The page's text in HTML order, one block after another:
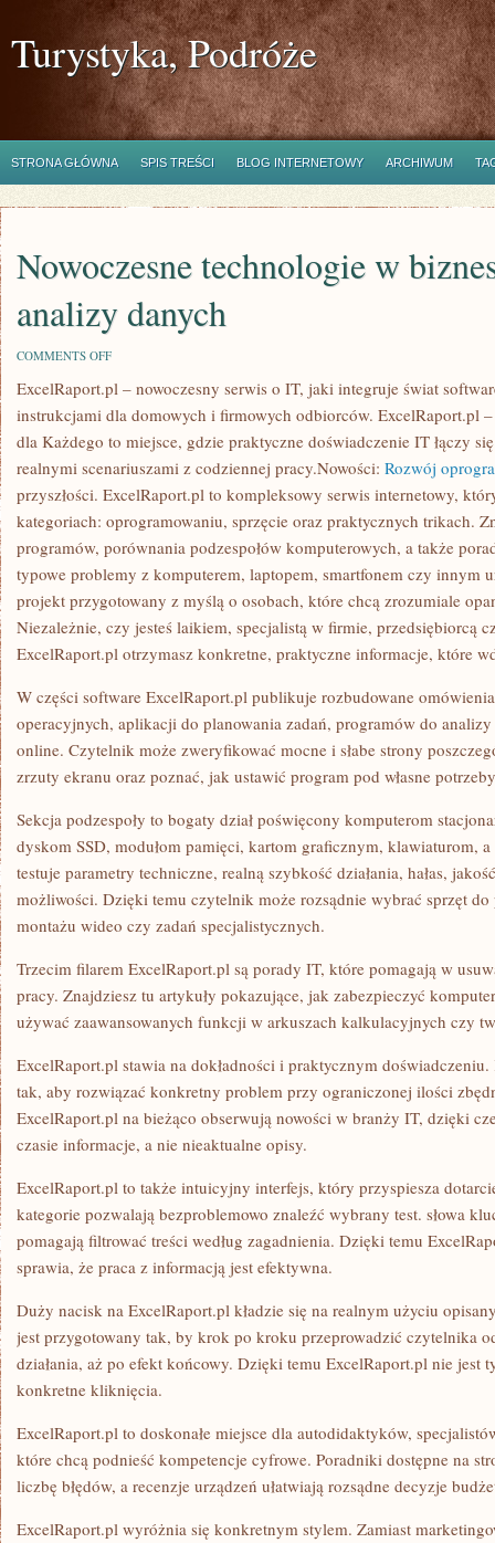
Turystyka, Podróże
STRONA GŁÓWNA SPIS TREŚCI BLOG INTERNETOWY ARCHIWUM
Nowoczesne technologie w
analizy danych
COMMENTS OFFON
TECHNOLOGIE
BIZNESIE
I
DATA
I
ANALIZY
DANYCH
ExcelRaport.pl – nowoczesny serwis o IT, jaki integruje świat
instrukcjami dla domowych i firmowych odbiorców. ExcelRaport.pl
dla Każdego to miejsce, gdzie praktyczne doświadczenie IT łączy
realnymi scenariuszami z codziennej pracy.Nowości: Rozwój
przyszłości. ExcelRaport.pl to kompleksowy serwis internetowy,
kategoriach: oprogramowaniu, sprzęcie oraz praktycznych trikach.
programów, porównania podzespołów komputerowych, a także
typowe problemy z komputerem, laptopem, smartfonem czy innym
projekt przygotowany z myślą o osobach, które chcą zrozumiale
Niezależnie, czy jesteś laikiem, specjalistą w firmie, przedsiębiorcą
ExcelRaport.pl otrzymasz konkretne, praktyczne informacje, które
W części software ExcelRaport.pl publikuje rozbudowane
operacyjnych, aplikacji do planowania zadań, programów do
online. Czytelnik może zweryfikować mocne i słabe strony
zrzuty ekranu oraz poznać, jak ustawić program pod własne
Sekcja podzespoły to bogaty dział poświęcony komputerom
dyskom SSD, modułom pamięci, kartom graficznym, klawiaturom,
testuje parametry techniczne, realną szybkość działania, hałas,
możliwości. Dzięki temu czytelnik może rozsądnie wybrać sprzęt
montażu wideo czy zadań specjalistycznych.
Trzecim filarem ExcelRaport.pl są porady IT, które pomagają w
pracy. Znajdziesz tu artykuły pokazujące, jak zabezpieczyć
używać zaawansowanych funkcji w arkuszach kalkulacyjnych czy
ExcelRaport.pl stawia na dokładności i praktycznym
tak, aby rozwiązać konkretny problem przy ograniczonej ilości
ExcelRaport.pl na bieżąco obserwują nowości w branży IT, dzięki
czasie informacje, a nie nieaktualne opisy.
ExcelRaport.pl to także intuicyjny interfejs, który przyspiesza
kategorie pozwalają bezproblemowo znaleźć wybrany test. słowa
pomagają filtrować treści według zagadnienia. Dzięki temu
sprawia, że praca z informacją jest efektywna.
Duży nacisk na ExcelRaport.pl kładzie się na realnym użyciu
jest przygotowany tak, by krok po kroku przeprowadzić czytelnika
działania, aż po efekt końcowy. Dzięki temu ExcelRaport.pl nie jest
konkretne kliknięcia.
ExcelRaport.pl to doskonałe miejsce dla autodidaktyków,
które chcą podnieść kompetencje cyfrowe. Poradniki dostępne na
liczbę błędów, a recenzje urządzeń ułatwiają rozsądne decyzje
ExcelRaport.pl wyróżnia się konkretnym stylem. Zamiast